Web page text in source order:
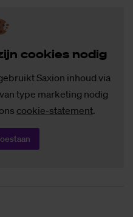
coo­kies no­dig
Saxion inhoud via
type marketing nodig
cookie-statement.